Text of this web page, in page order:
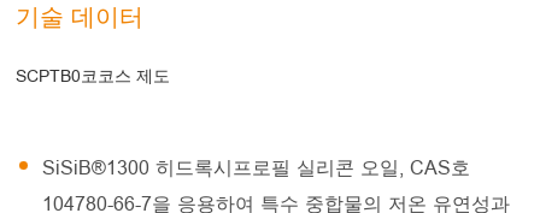
기술 데이터
SCPTB0코코스 제도
SiSiB®1300 히드록시프로필 실리콘 오일, CAS호
104780-66-7을 응용하여 특수 중합물의 저온 유연성과